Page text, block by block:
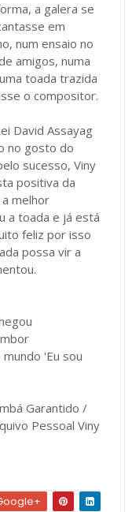
a galera se
em
num ensaio no
amigos, numa
toada trazida
o compositor.
David Assayag
no gosto do
sucesso, Viny
positiva da
melhor
a toada e já está
feliz por isso
possa vir a
'Eu sou
Garantido /
Pessoal Viny